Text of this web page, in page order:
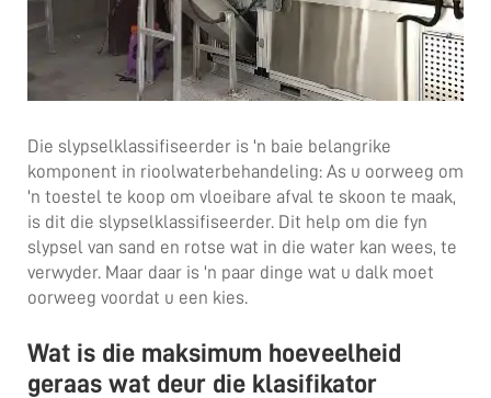
Die slypselklassifiseerder is 'n baie belangrike
komponent in rioolwaterbehandeling: As u oorweeg om
'n toestel te koop om vloeibare afval te skoon te maak,
is dit die slypselklassifiseerder. Dit help om die fyn
slypsel van sand en rotse wat in die water kan wees, te
verwyder. Maar daar is 'n paar dinge wat u dalk moet
oorweeg voordat u een kies.
Wat is die maksimum hoeveelheid
geraas wat deur die klasifikator